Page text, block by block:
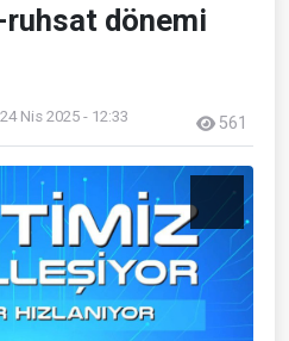
ruhsat dönemi
24 Nis 2025 - 12:33 561